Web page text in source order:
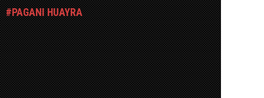
PAGANI HUAYRA